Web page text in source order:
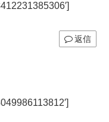
返信